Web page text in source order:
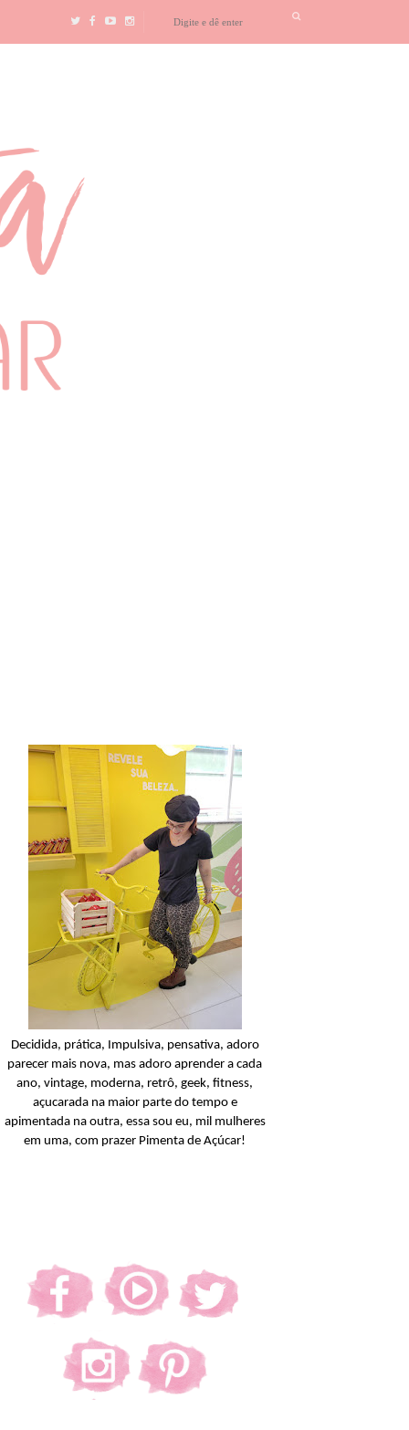
Açucarando: Seda
Seda Amino-Silk!
Decidida, prática, Impulsiva, pensativa, adoro
parecer mais nova, mas adoro aprender a cada
ano, vintage, moderna, retrô, geek, fitness,
açucarada na maior parte do tempo e
apimentada na outra, essa sou eu, mil mulheres
em uma, com prazer Pimenta de Açúcar!